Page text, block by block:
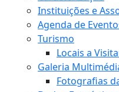
Instituições e
Agenda de
Turismo
Locais a
Galeria
Fotografias